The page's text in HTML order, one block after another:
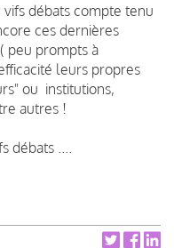
débats compte tenu
ces dernières
peu prompts à
leurs propres
ou institutions,
autres !
....